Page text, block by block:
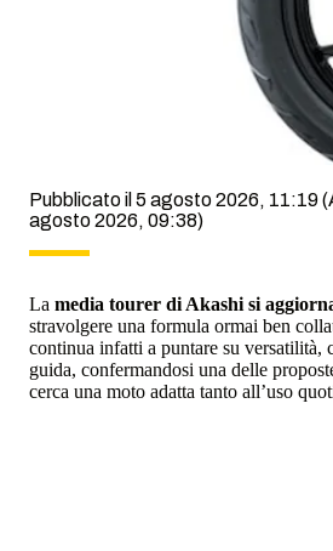
Pubblicato il 5 agosto 2026, 11:19
agosto 2026, 09:38)
La media tourer di Akashi si
stravolgere una formula ormai ben
continua infatti a puntare su versatilità,
guida, confermandosi una delle
cerca una moto adatta tanto all’uso